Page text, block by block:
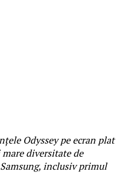
Odyssey pe ecran plat
mare diversitate de
inclusiv primul